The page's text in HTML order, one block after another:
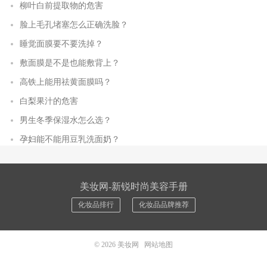
柳叶白前提取物的危害
脸上毛孔堵塞怎么正确洗脸？
睡觉面膜要不要洗掉？
敷面膜是不是也能敷背上？
高铁上能用祛黄面膜吗？
白梨果汁的危害
男生冬季保湿水怎么选？
孕妇能不能用豆乳洗面奶？
美妆网-新锐时尚美容手册
化妆品排行 化妆品品牌推荐
© 2026 美妆网 网站地图